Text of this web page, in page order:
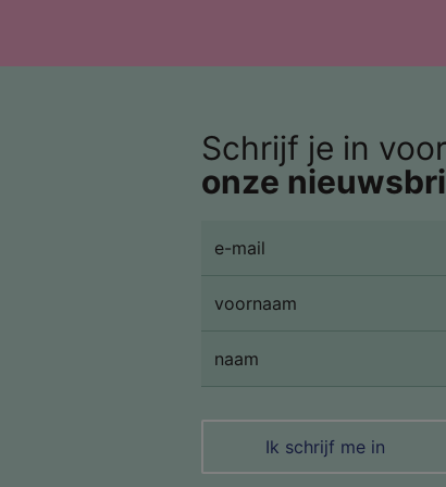
Schrijf je in
onze
Ik schrijf me in